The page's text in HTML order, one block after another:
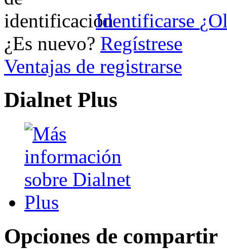
Identificarse
¿Es nuevo? Regístrese
Ventajas de registrarse
Dialnet Plus
Opciones de compartir